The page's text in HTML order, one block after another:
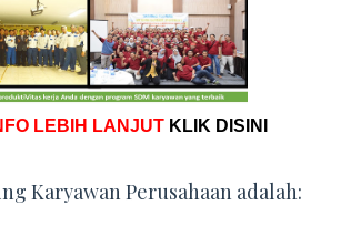
LEBIH LANJUT KLIK DISINI
Karyawan Perusahaan adalah: